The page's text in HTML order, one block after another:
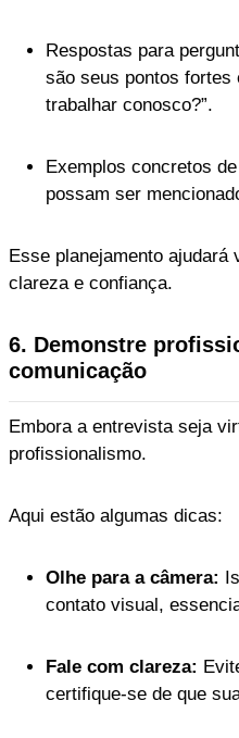
Respostas para
são seus pontos fortes
trabalhar conosco?”.
Exemplos concretos
possam ser
Esse planejamento ajudará
clareza e confiança.
6. Demonstre
comunicação
Embora a entrevista seja
profissionalismo.
Aqui estão algumas dicas:
Olhe para a câmera:
contato visual,
Fale com clareza:
certifique-se de que